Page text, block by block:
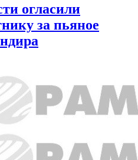
огласили
за пьяное